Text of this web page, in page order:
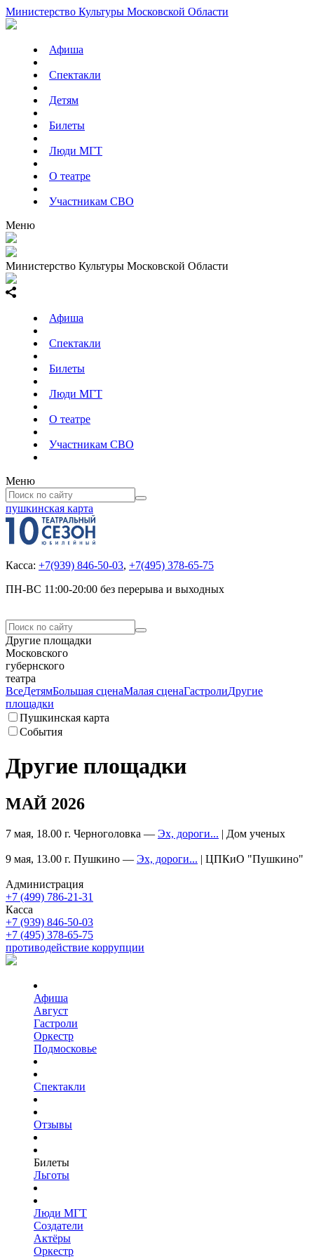
Министерство Культуры Московской Области
Афиша
Спектакли
Детям
Билеты
Люди МГТ
О театре
Участникам СВО
Меню
Министерство Культуры Московской Области
Афиша
Спектакли
Билеты
Люди МГТ
О театре
Участникам СВО
Меню
пушкинская карта
Касса: +7(939) 846-50-03, +7(495) 378-65-75
ПН-ВС 11:00-20:00 без перерыва и выходных
Другие площадки
Московского
губернского
театра
ВсеДетямБольшая сценаМалая сценаГастролиДругие
площадки
Пушкинская карта
События
Другие площадки
МАЙ 2026
7 мая, 18.00 г. Черноголовка — Эх, дороги... | Дом ученых
9 мая, 13.00 г. Пушкино — Эх, дороги... | ЦПКиО "Пушкино"
Администрация
+7 (499) 786-21-31
Касса
+7 (939) 846-50-03
+7 (495) 378-65-75
противодействие коррупции
Афиша
Август
Гастроли
Оркестр
Подмосковье
Спектакли
Отзывы
Билеты
Льготы
Люди МГТ
Создатели
Актёры
Оркестр